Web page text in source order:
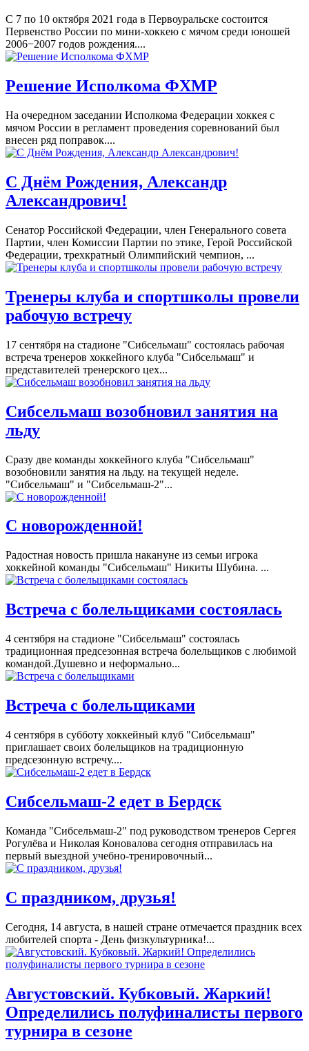
С 7 по 10 октября 2021 года в Первоуральске состоится
Первенство России по мини-хоккею с мячом среди юношей
2006−2007 годов рождения....
Решение Исполкома ФХМР
На очередном заседании Исполкома Федерации хоккея с
мячом России в регламент проведения соревнований был
внесен ряд поправок....
С Днём Рождения, Александр
Александрович!
Сенатор Российской Федерации, член Генерального совета
Партии, член Комиссии Партии по этике, Герой Российской
Федерации, трехкратный Олимпийский чемпион, ...
Тренеры клуба и спортшколы провели
рабочую встречу
17 сентября на стадионе "Сибсельмаш" состоялась рабочая
встреча тренеров хоккейного клуба "Сибсельмаш" и
представителей тренерского цех...
Сибсельмаш возобновил занятия на
льду
Сразу две команды хоккейного клуба "Сибсельмаш"
возобновили занятия на льду. на текущей неделе.
"Сибсельмаш" и "Сибсельмаш-2"...
С новорожденной!
Радостная новость пришла накануне из семьи игрока
хоккейной команды "Сибсельмаш" Никиты Шубина. ...
Встреча с болельщиками состоялась
4 сентября на стадионе "Сибсельмаш" состоялась
традиционная предсезонная встреча болельщиков с любимой
командой.Душевно и неформально...
Встреча с болельщиками
4 сентября в субботу хоккейный клуб "Сибсельмаш"
приглашает своих болельщиков на традиционную
предсезонную встречу....
Сибсельмаш-2 едет в Бердск
Команда "Сибсельмаш-2" под руководством тренеров Сергея
Рогулёва и Николая Коновалова сегодня отправилась на
первый выездной учебно-тренировочный...
С праздником, друзья!
Сегодня, 14 августа, в нашей стране отмечается праздник всех
любителей спорта - День физкультурника!...
Августовский. Кубковый. Жаркий!
Определились полуфиналисты первого
турнира в сезоне